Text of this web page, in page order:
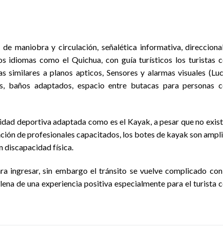
maniobra y circulación, señalética informativa,
idiomas como el Quichua, con guía turísticos los turistas
a planos apticos, Sensores y alarmas visuales
baños adaptados, espacio entre butacas para personas
deportiva adaptada como es el Kayak, a pesar que no
de profesionales capacitados, los botes de kayak son
discapacidad física.
ingresar, sin embargo el tránsito se vuelve complicado
de una experiencia positiva especialmente para el turista